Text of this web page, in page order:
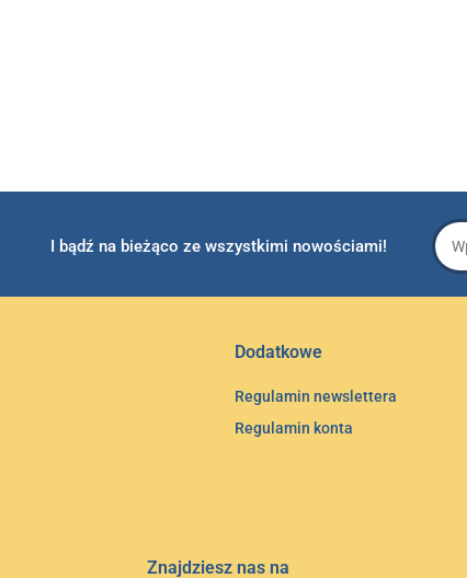
I bądź na bieżąco ze wszystkimi nowościami!
Dodatkowe
Regulamin newslettera
Regulamin konta
Znajdziesz nas na